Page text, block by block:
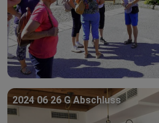
2024 06 26 G Abschluss